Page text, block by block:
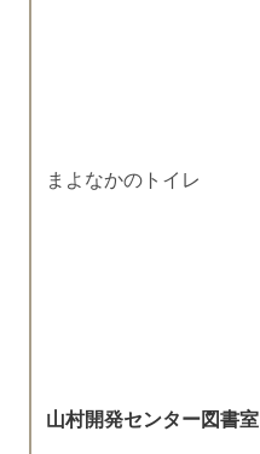
まよなかのトイレ
山村開発センター図書室